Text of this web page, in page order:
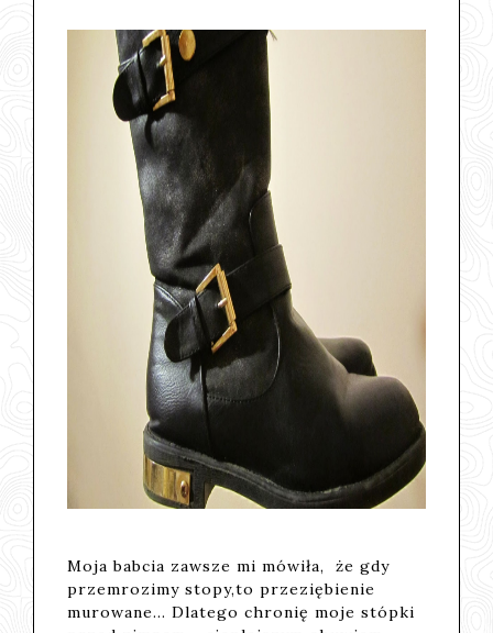
Moja babcia zawsze mi mówiła, że gdy
przemrozimy stopy,to przeziębienie
murowane... Dlatego chronię moje stópki